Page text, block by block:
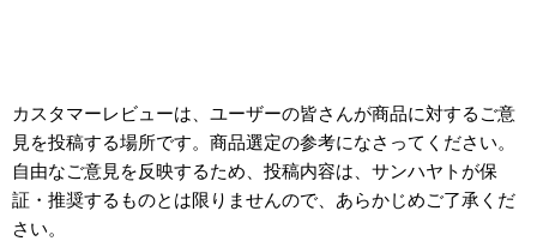
カスタマーレビューは、ユーザーの皆さんが商品に対するご意
見を投稿する場所です。商品選定の参考になさってください。
自由なご意見を反映するため、投稿内容は、サンハヤトが保
証・推奨するものとは限りませんので、あらかじめご了承くだ
さい。